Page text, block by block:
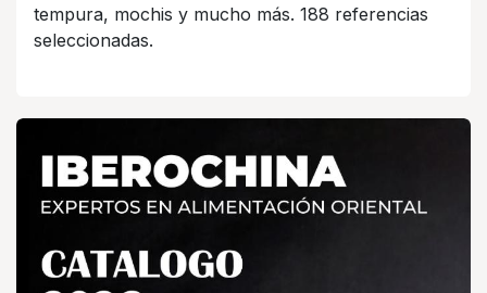
tempura, mochis y mucho más. 188 referencias
seleccionadas.